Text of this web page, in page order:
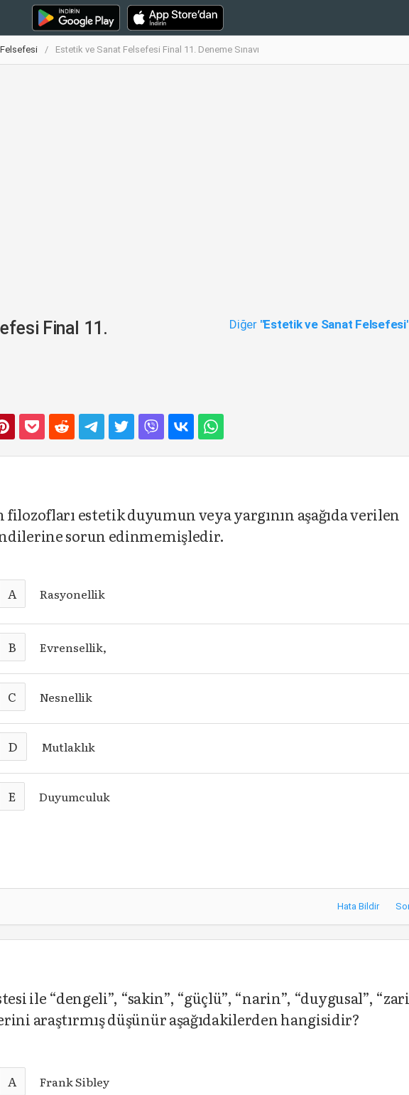
Estetik ve Sanat Felsefesi Final 11. Deneme Sınavı
Final 11.
Diğer "Estetik ve Sanat
filozofları estetik duyumun veya yargının aşağıda verilen
sorun edinmemişledir.
A Rasyonellik
B Evrensellik,
C Nesnellik
D Mutlaklık
E Duyumculuk
Hata Bildir
ile “dengeli”, “sakin”, “güçlü”, “narin”, “duygusal”,
araştırmış düşünür aşağıdakilerden hangisidir?
A Frank Sibley